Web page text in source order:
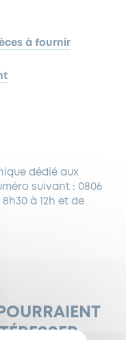
à fournir
dédié aux
suivant : 0806
à 12h et de